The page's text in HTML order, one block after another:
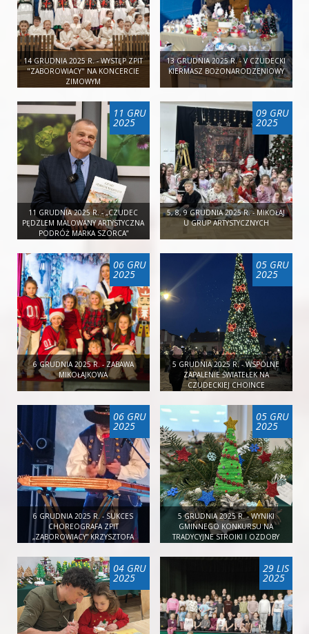
14 GRUDNIA 2025 R. - WYSTĘP ZPIT
"ZABOROWIACY" NA KONCERCIE
ZIMOWYM
13 GRUDNIA 2025 R. - V CZUDECKI
KIERMASZ BOŻONARODZENIOWY
11 GRU
2025
11 GRUDNIA 2025 R. - „CZUDEC
PĘDZLEM MALOWANY ARTYSTYCZNA
PODRÓŻ MARKA SZORCA”
09 GRU
2025
5, 8, 9 GRUDNIA 2025 R. - MIKOŁAJ
U GRUP ARTYSTYCZNYCH
06 GRU
2025
6 GRUDNIA 2025 R. - ZABAWA
MIKOŁAJKOWA
05 GRU
2025
5 GRUDNIA 2025 R. - WSPÓLNE
ZAPALENIE ŚWIATEŁEK NA
CZUDECKIEJ CHOINCE
06 GRU
2025
6 GRUDNIA 2025 R. - SUKCES
CHOREOGRAFA ZPIT
„ZABOROWIACY” KRZYSZTOFA
CYMBALISTÓW
05 GRU
2025
5 GRUDNIA 2025 R. - WYNIKI
GMINNEGO KONKURSU NA
TRADYCYJNE STROIKI I OZDOBY
04 GRU
2025
29 LIS
2025